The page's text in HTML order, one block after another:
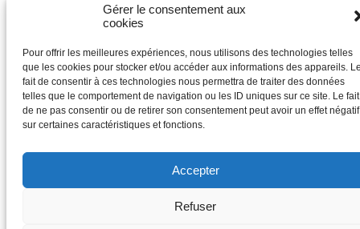
Gérer le consentement aux
cookies
Pour offrir les meilleures expériences, nous utilisons des technologies telles
que les cookies pour stocker et/ou accéder aux informations des appareils.
fait de consentir à ces technologies nous permettra de traiter des données
telles que le comportement de navigation ou les ID uniques sur ce site. Le fait
de ne pas consentir ou de retirer son consentement peut avoir un effet négatif
sur certaines caractéristiques et fonctions.
Accepter
Refuser
Questions sur la communication :
communication@stopexclusionenergetique.org
Un programme deStop Exclusion Énergétique